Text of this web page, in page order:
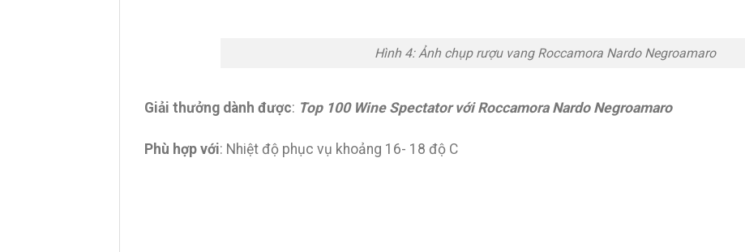
Hình 4: Ảnh chụp rượu vang Roccamora Nardo Negroamaro
Giải thưởng dành được: Top 100 Wine Spectator với Roccamora Nardo Negroamaro
Phù hợp với: Nhiệt độ phục vụ khoảng 16- 18 độ C